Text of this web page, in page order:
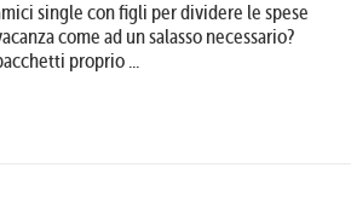
single con figli per dividere le spese
come ad un salasso necessario?
proprio ...